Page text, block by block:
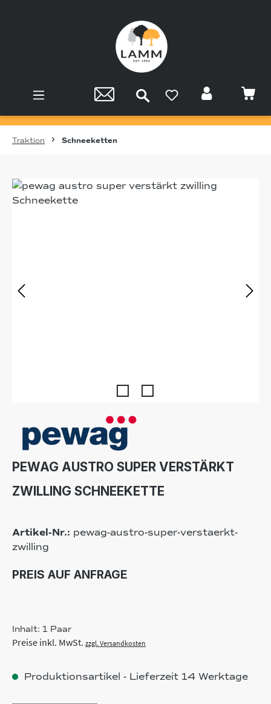
Traktion Schneeketten
Bildergalerie überspringen
PEWAG AUSTRO SUPER VERSTÄRKT
ZWILLING SCHNEEKETTE
Artikel-Nr.: pewag-austro-super-verstaerkt-
zwilling
PREIS AUF ANFRAGE
Inhalt: 1 Paar
Preise inkl. MwSt. zzgl. Versandkosten
Produktionsartikel - Lieferzeit 14 Werktage